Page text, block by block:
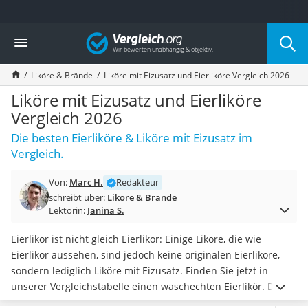
Die beliebtesten Vergleiche nach Kategorie
Lebensmittel
Schwarzkümmelöl
Knäckebrot
Schwarzkümmelöl-Kapseln
Manukahonig
Eiklar
Astronautenkost
Balsamico-Essig
Sardinen
Honig
Eiskaffee-Pulver
Irischer Whiskey
Grapefruitkernextrakt
Matcha-Set
Sojasauce
Vergleich
Liköre & Brände Liköre mit Eizusatz und Eierliköre Vergleich 2026
Liköre mit Eizusatz und Eierliköre
Vergleich 2026
Die besten Eierliköre & Liköre mit Eizusatz im
Vergleich.
Von: Marc H.
Redakteur
schreibt über: Liköre & Brände
Lektorin: Janina S.
Eierlikör ist nicht gleich Eierlikör: Einige Liköre, die wie
Eierlikör aussehen, sind jedoch keine originalen Eierliköre,
sondern lediglich Liköre mit Eizusatz. Finden Sie jetzt in
unserer Vergleichstabelle einen waschechten Eierlikör. Die
Preise des zähen Golds liegenzwischen 10 und 30 Euro pro